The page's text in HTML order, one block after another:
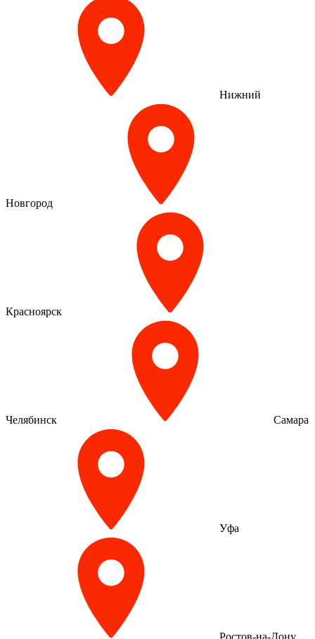
Нижний
Новгород
Красноярск
Челябинск Самара
Уфа
Ростов-на-Дону